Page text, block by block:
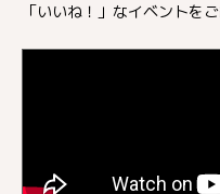
「いいね！」なイベントを